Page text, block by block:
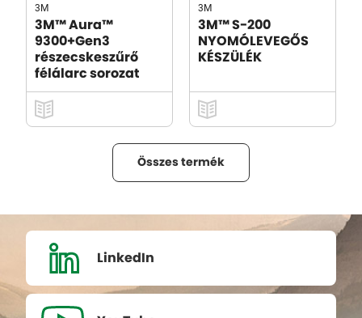
3M
3M™ Aura™
9300+Gen3
részecskeszűrő
félálarc sorozat
3M
3M™ S-200
NYOMÓLEVEGŐS
KÉSZÜLÉK
Összes termék
LinkedIn